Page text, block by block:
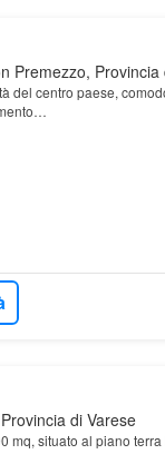
Premezzo, Provincia
del centro paese,
di Varese
mq, situato al piano terra